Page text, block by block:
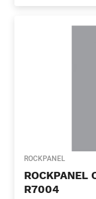
ROCKPANEL
ROCKPANEL
R7004